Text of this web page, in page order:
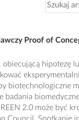
Proof of
obiecującą hipotezę
biotechnologiczne
badania
2.0 może być